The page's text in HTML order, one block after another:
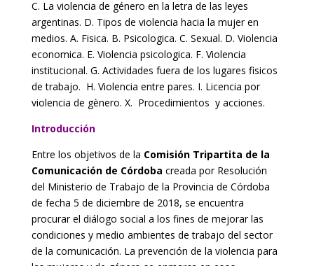
C. La violencia de género en la letra de las leyes
argentinas. D. Tipos de violencia hacia la mujer en
medios. A. Fisica. B. Psicologica. C. Sexual. D. Violencia
economica. E. Violencia psicologica. F. Violencia
institucional. G. Actividades fuera de los lugares fisicos
de trabajo. H. Violencia entre pares. I. Licencia por
violencia de gènero. X. Procedimientos y acciones.
Introducción
Entre los objetivos de la Comisión Tripartita de la
Comunicación de Córdoba creada por Resolución
del Ministerio de Trabajo de la Provincia de Córdoba
de fecha 5 de diciembre de 2018, se encuentra
procurar el diálogo social a los fines de mejorar las
condiciones y medio ambientes de trabajo del sector
de la comunicación. La prevención de la violencia para